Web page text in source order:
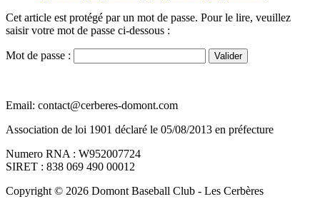
Cet article est protégé par un mot de passe. Pour le lire, veuillez
saisir votre mot de passe ci-dessous :
Mot de passe :
Email: contact@cerberes-domont.com
Association de loi 1901 déclaré le 05/08/2013 en préfecture
Numero RNA : W952007724
SIRET : 838 069 490 00012
Copyright © 2026 Domont Baseball Club - Les Cerbères